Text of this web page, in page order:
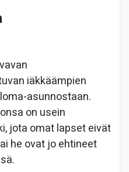
iäkkäämpien
asunnostaan.
on usein
jota omat lapset eivät
he ovat jo ehtineet